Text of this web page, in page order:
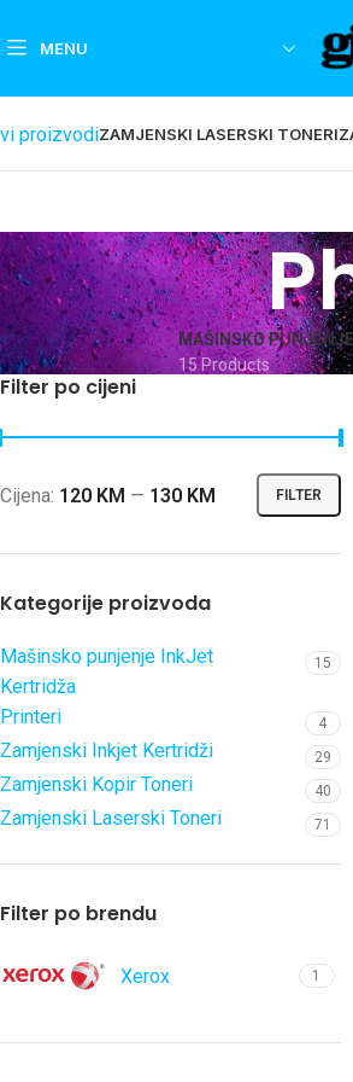
MENU
proizvodiZAMJENSKI LASERSKI TONERI
MAŠINSKO
15 Products
Filter po cijeni
FILTER
Cijena: 120 KM — 130 KM
Kategorije proizvoda
Mašinsko punjenje InkJet
Kertridža
15
Printeri 4
Zamjenski Inkjet Kertridži 29
Zamjenski Kopir Toneri 40
Zamjenski Laserski Toneri 71
Filter po brendu
Xerox 1